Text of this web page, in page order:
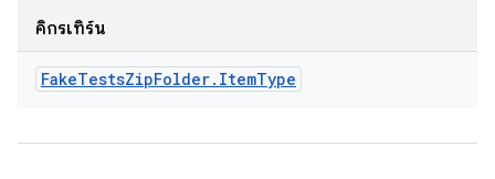
คิกรีเทิร์น
FakeTestsZipFolder. ItemType